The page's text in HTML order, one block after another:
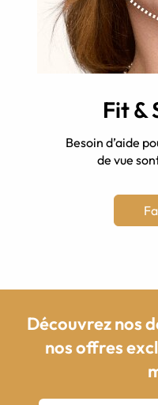
Fit &
Besoin d’aide
de vue
Découvrez nos
nos offres